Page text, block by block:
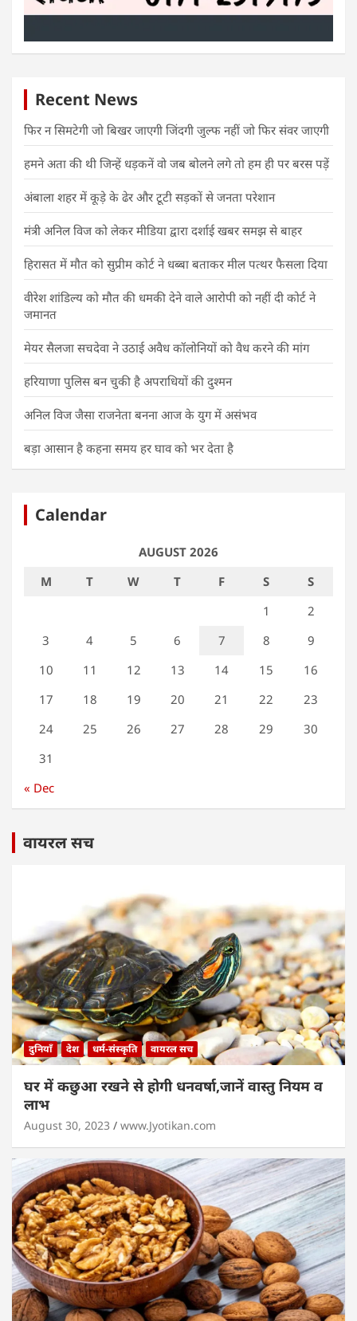
Recent News
फिर न सिमटेगी जो बिखर जाएगी जिंदगी जुल्फ नहीं जो फिर संवर जाएगी
हमने अता की थी जिन्हें धड़कनें वो जब बोलने लगे तो हम ही पर बरस पड़ें
अंबाला शहर में कूड़े के ढेर और टूटी सड़कों से जनता परेशान
मंत्री अनिल विज को लेकर मीडिया द्वारा दर्शाई खबर समझ से बाहर
हिरासत में मौत को सुप्रीम कोर्ट ने धब्बा बताकर मील पत्थर फैसला दिया
वीरेश शांडिल्य को मौत की धमकी देने वाले आरोपी को नहीं दी कोर्ट ने
जमानत
मेयर सैलजा सचदेवा ने उठाई अवैध कॉलोनियों को वैध करने की मांग
हरियाणा पुलिस बन चुकी है अपराधियों की दुश्मन
अनिल विज जैसा राजनेता बनना आज के युग में असंभव
बड़ा आसान है कहना समय हर घाव को भर देता है
Calendar
AUGUST 2026
M
T W T F S
S
1
2
3
4 5 6 7 8
9
10
11 12 13 14 15
16
17
18 19 20 21 22
23
24
25 26 27 28 29
30
31
« Dec
वायरल सच
दुनियाँ देश धर्म-संस्कृति वायरल सच
घर में कछुआ रखने से होगी धनवर्षा,जानें वास्तु नियम व
लाभ
August 30, 2023 www.Jyotikan.com